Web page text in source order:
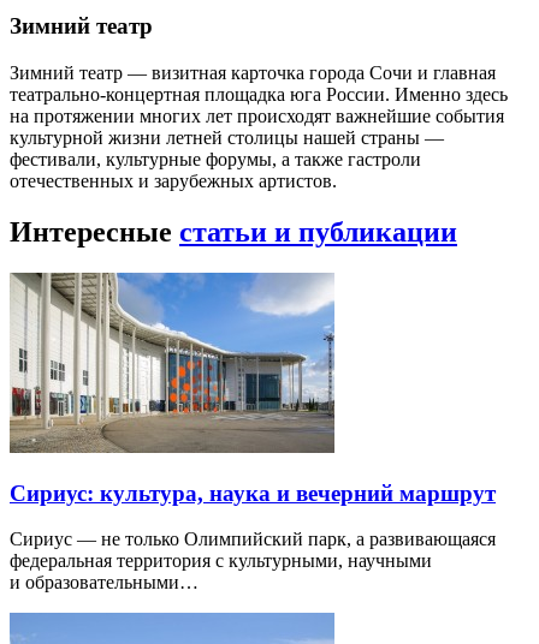
Зимний театр
Зимний театр — визитная карточка города Сочи и главная
театрально-концертная площадка юга России. Именно здесь
на протяжении многих лет происходят важнейшие события
культурной жизни летней столицы нашей страны —
фестивали, культурные форумы, а также гастроли
отечественных и зарубежных артистов.
Интересные статьи и публикации
Сириус: культура, наука и вечерний маршрут
Сириус — не только Олимпийский парк, а развивающаяся
федеральная территория с культурными, научными
и образовательными…